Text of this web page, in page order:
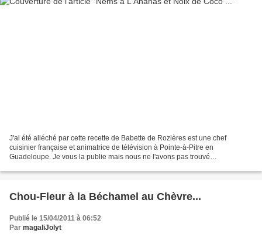
J'ai été alléché par cette recette de Babette de Rozières est une chef
cuisinier française et animatrice de télévision à Pointe-à-Pitre en
Guadeloupe. Je vous la publie mais nous ne l'avons pas trouvé
Chou-Fleur à la Béchamel au Chèvre...
Publié le 15/04/2011 à 06:52
Par magaliJolyt